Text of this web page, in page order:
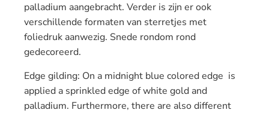
palladium aangebracht. Verder is zijn er ook
verschillende formaten van sterretjes met
foliedruk aanwezig. Snede rondom rond
gedecoreerd.
Edge gilding: On a midnight blue colorededge is
applied a sprinkled edge ofwhite gold and
palladium. Furthermore, there are also different